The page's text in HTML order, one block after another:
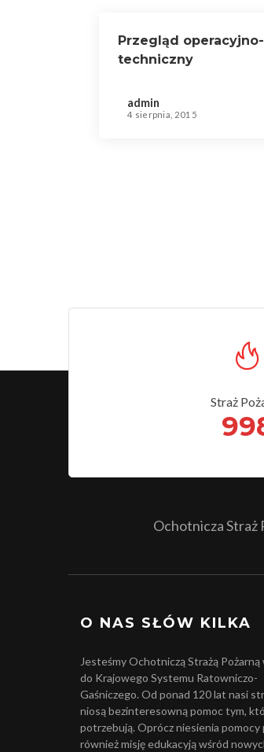
Przegląd operacyjno-
techniczny
admin
4 sierpnia, 2015
Straż
Ochotnicza Straż
O NAS SŁÓW KILKA
Jesteśmy Ochotniczą Strażą Pożarną
do Krajowego Systemu Ratowniczo-
Gaśniczego. Od ponad 120 lat nasi
niosą bezinteresowną pomoc tym,
potrzebują. Oprócz niesienia pomocy
również misję edukacyją wśród